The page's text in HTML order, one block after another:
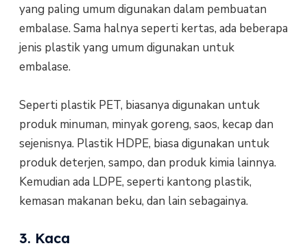
yang paling umum digunakan dalam pembuatan
embalase. Sama halnya seperti kertas, ada beberapa
jenis plastik yang umum digunakan untuk
embalase.
Seperti plastik PET, biasanya digunakan untuk
produk minuman, minyak goreng, saos, kecap dan
sejenisnya. Plastik HDPE, biasa digunakan untuk
produk deterjen, sampo, dan produk kimia lainnya.
Kemudian ada LDPE, seperti kantong plastik,
kemasan makanan beku, dan lain sebagainya.
3. Kaca